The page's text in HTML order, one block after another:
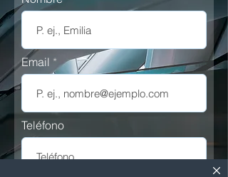
Email
Teléfono